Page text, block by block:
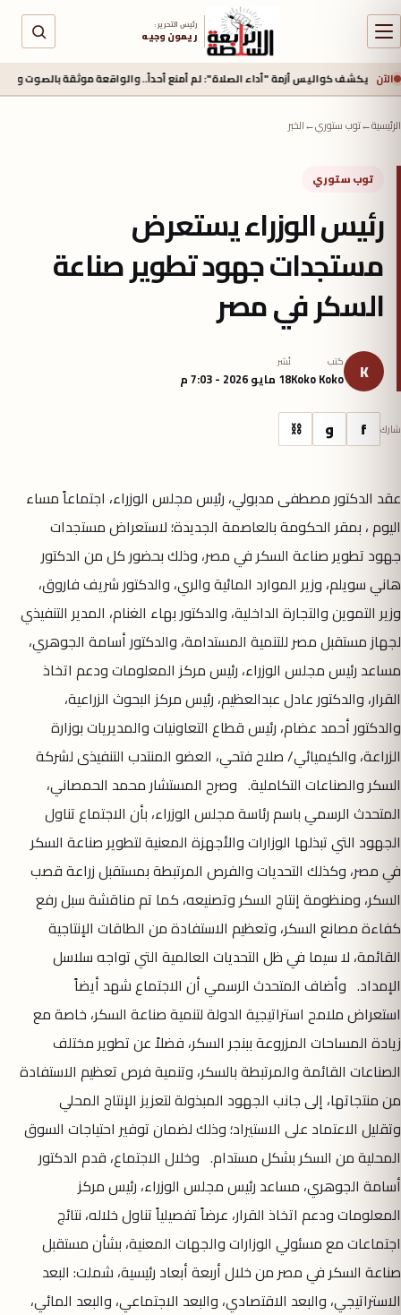
رئيس التحرير :
ريمون وجيه
الآنكواليس أزمة "أداء الصلاة": لم أمنع أحداً.. والواقعة موثقة بالصوت والصورة
الرئيسية←توب ستوري←الخبر
توب ستوري
رئيس الوزراء يستعرض
مستجدات جهود تطوير صناعة
السكر في مصر
K كتب
Koko Koko
نُشر
18 مايو 2026 - 7:03 م
شارك f و ⛓
عقد الدكتور مصطفى مدبولي، رئيس مجلس الوزراء، اجتماعاً مساء
اليوم ، بمقر الحكومة بالعاصمة الجديدة؛ لاستعراض مستجدات
جهود تطوير صناعة السكر في مصر، وذلك بحضور كل من الدكتور
هاني سويلم، وزير الموارد المائية والري، والدكتور شريف فاروق،
وزير التموين والتجارة الداخلية، والدكتور بهاء الغنام، المدير التنفيذي
لجهاز مستقبل مصر للتنمية المستدامة، والدكتور أسامة الجوهري،
مساعد رئيس مجلس الوزراء، رئيس مركز المعلومات ودعم اتخاذ
القرار، والدكتور عادل عبدالعظيم، رئيس مركز البحوث الزراعية،
والدكتور أحمد عضام، رئيس قطاع التعاونيات والمديريات بوزارة
الزراعة، والكيميائي/ صلاح فتحي، العضو المنتدب التنفيذى لشركة
السكر والصناعات التكاملية. وصرح المستشار محمد الحمصاني،
المتحدث الرسمي باسم رئاسة مجلس الوزراء، بأن الاجتماع تناول
الجهود التي تبذلها الوزارات والأجهزة المعنية لتطوير صناعة السكر
في مصر، وكذلك التحديات والفرص المرتبطة بمستقبل زراعة قصب
السكر، ومنظومة إنتاج السكر وتصنيعه، كما تم مناقشة سبل رفع
كفاءة مصانع السكر، وتعظيم الاستفادة من الطاقات الإنتاجية
القائمة، لا سيما في ظل التحديات العالمية التي تواجه سلاسل
الإمداد. وأضاف المتحدث الرسمي أن الاجتماع شهد أيضاً
استعراض ملامح استراتيجية الدولة لتنمية صناعة السكر، خاصة مع
زيادة المساحات المزروعة ببنجر السكر، فضلاً عن تطوير مختلف
الصناعات القائمة والمرتبطة بالسكر، وتنمية فرص تعظيم الاستفادة
من منتجاتها، إلى جانب الجهود المبذولة لتعزيز الإنتاج المحلي
وتقليل الاعتماد على الاستيراد؛ وذلك لضمان توفير احتياجات السوق
المحلية من السكر بشكل مستدام. وخلال الاجتماع، قدم الدكتور
أسامة الجوهري، مساعد رئيس مجلس الوزراء، رئيس مركز
المعلومات ودعم اتخاذ القرار، عرضاً تفصيلياً تناول خلاله، نتائج
اجتماعات مع مسئولي الوزارات والجهات المعنية، بشأن مستقبل
صناعة السكر في مصر من خلال أربعة أبعاد رئيسية، شملت: البعد
الاستراتيجي، والبعد الاقتصادي، والبعد الاجتماعي، والبعد المائي،